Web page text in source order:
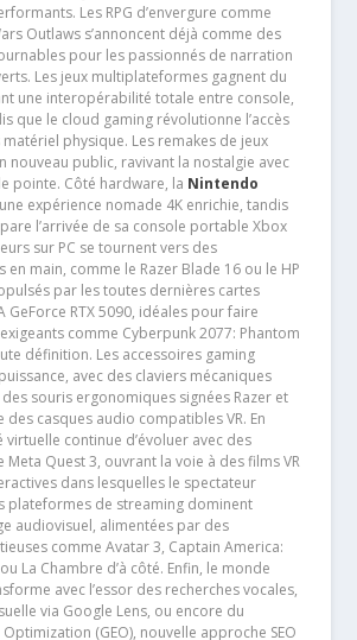
Les RPG d’envergure comme
Outlaws s’annoncent déjà comme des
pour les passionnés de narration
Les jeux multiplateformes gagnent du
une interopérabilité totale entre console,
que le cloud gaming révolutionne l’accès
matériel physique. Les remakes de jeux
nouveau public, ravivant la nostalgie avec
pointe. Côté hardware, la Nintendo
expérience nomade 4K enrichie, tandis
l’arrivée de sa console portable Xbox
sur PC se tournent vers des
en main, comme le Razer Blade 16 ou le HP
par les toutes dernières cartes
GeForce RTX 5090, idéales pour faire
comme Cyberpunk 2077: Phantom
définition. Les accessoires gaming
avec des claviers mécaniques
souris ergonomiques signées Razer et
des casques audio compatibles VR. En
continue d’évoluer avec des
Meta Quest 3, ouvrant la voie à des films VR
dans lesquelles le spectateur
plateformes de streaming dominent
audiovisuel, alimentées par des
comme Avatar 3, Captain America:
La Chambre d’à côté. Enfin, le monde
avec l’essor des recherches vocales,
via Google Lens, ou encore du
(GEO), nouvelle approche SEO